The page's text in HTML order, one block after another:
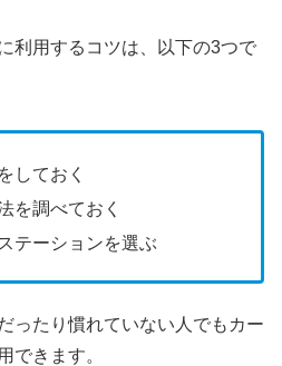
利用するコツは、以下の3つで
しておく
を調べておく
テーションを選ぶ
ったり慣れていない人でもカー
できます。